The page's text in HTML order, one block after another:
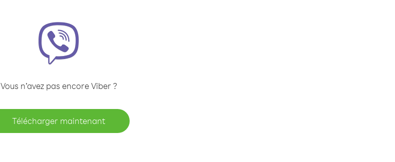
Vous n’avez pas encore Viber ?
Télécharger maintenant